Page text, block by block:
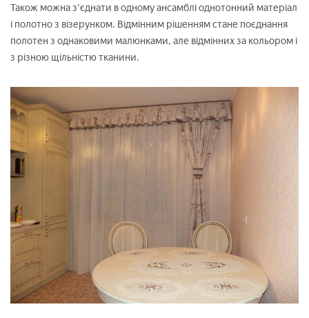
Також можна з'єднати в одному ансамблі однотонний матеріал
і полотно з візерунком. Відмінним рішенням стане поєднання
полотен з однаковими малюнками, але відмінних за кольором і
з різною щільністю тканини.